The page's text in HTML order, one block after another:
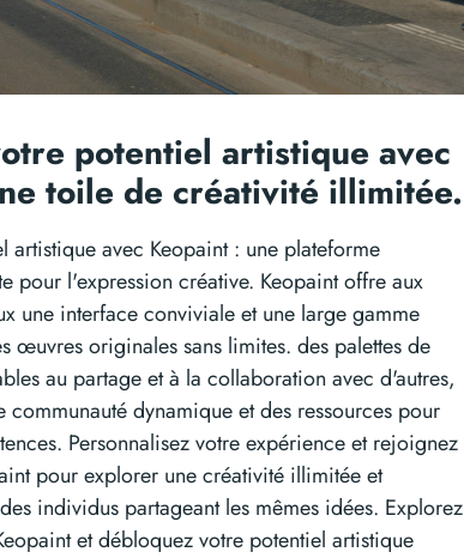
potentiel artistique avec
toile de créativité illimitée.
artistique avec Keopaint : une plateforme
pour l'expression créative. Keopaint offre aux
une interface conviviale et une large gamme
œuvres originales sans limites. des palettes de
au partage et à la collaboration avec d'autres,
communauté dynamique et des ressources pour
Personnalisez votre expérience et rejoignez
pour explorer une créativité illimitée et
individus partageant les mêmes idées. Explorez
et débloquez votre potentiel artistique